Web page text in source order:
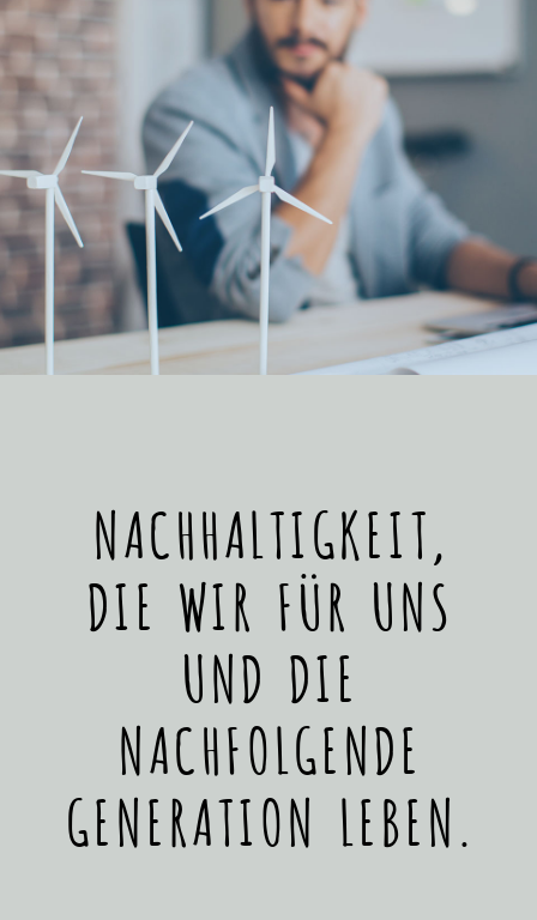
NACHHALTIGKEIT,
DIE WIR FÜR UNS
UND DIE
NACHFOLGENDE
GENERATION LEBEN.